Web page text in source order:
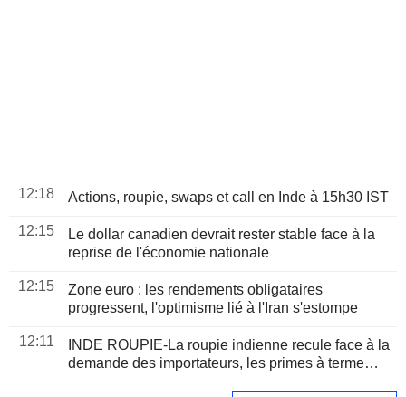
12:18 Actions, roupie, swaps et call en Inde à 15h30 IST
12:15
Le dollar canadien devrait rester stable face à la
reprise de l'économie nationale
12:15
Zone euro : les rendements obligataires
progressent, l'optimisme lié à l'Iran s'estompe
12:11
INDE ROUPIE-La roupie indienne recule face à la
demande des importateurs, les primes à terme